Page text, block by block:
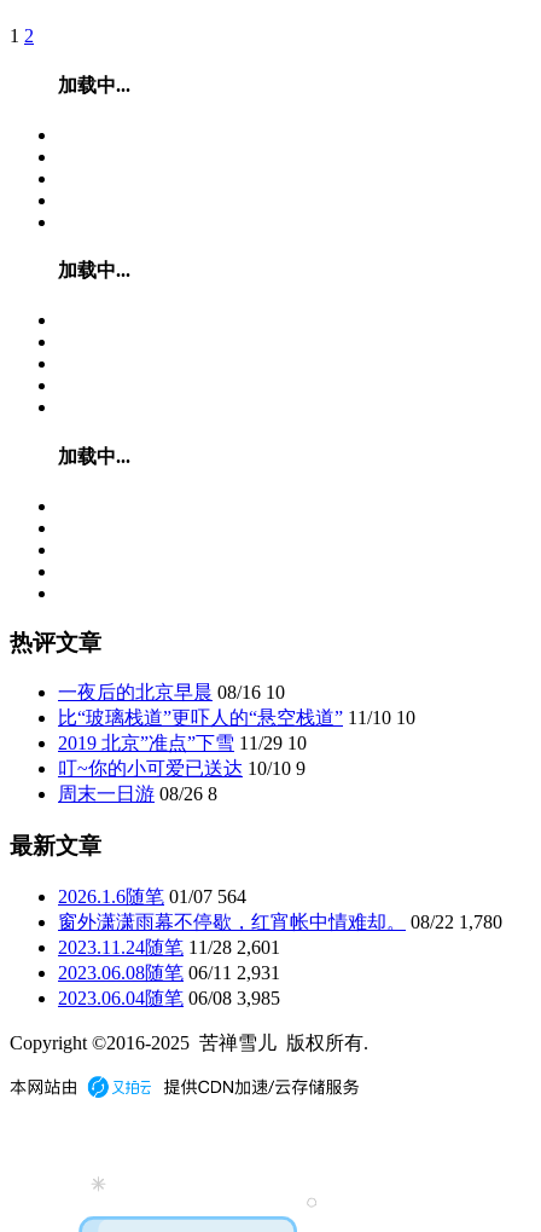
1 2
加载中...
加载中...
加载中...
热评文章
一夜后的北京早晨 08/16 10
比“玻璃栈道”更吓人的“悬空栈道” 11/10 10
2019 北京”准点”下雪 11/29 10
叮~你的小可爱已送达 10/10 9
周末一日游 08/26 8
最新文章
2026.1.6随笔 01/07 564
窗外潇潇雨幕不停歇，红宵帐中情难却。
08/22 1,780
2023.11.24随笔 11/28 2,601
2023.06.08随笔 06/11 2,931
2023.06.04随笔 06/08 3,985
Copyright ©2016-2025 苦禅雪儿 版权所有.